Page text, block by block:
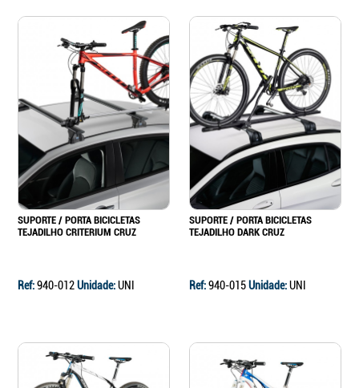
SUPORTE / PORTA BICICLETAS
TEJADILHO CRITERIUM CRUZ
Ref:940-012Unidade:UNI
SUPORTE / PORTA BICICLETAS
TEJADILHO DARK CRUZ
Ref:940-015Unidade:UNI
Continuar a comprar
Ir para o carrinho